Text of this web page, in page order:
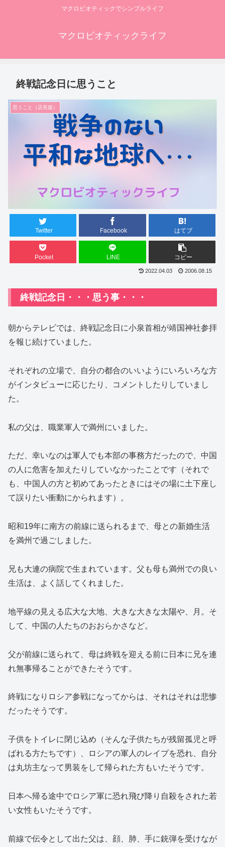
マクロビオティックでシンプルライフ
マクロビオティックライフ
終戦記念日に思うこと
思うこと（店長篇）
Twitter Facebook はてブ
Pocket LINE コピー
2022.04.03 2006.08.15
終戦記念日・・・思う事・・・
朝からテレビでは、終戦記念日に小泉首相が靖国神社参拝
を報じ続けていました。
それぞれの立場で、自分の都合のいいようにいろいろな方
がインタビューに応じたり、コメントしたりしていまし
た。
私の父は、職業軍人で満州にいました。
ただ、幸いなのは軍人でも本部の事務方だったので、中国
の人に危害を加えたりしていなかったことです（それで
も、中国人の方と初めてあったときにはその場に土下座し
て誤りたい衝動にかられます）。
昭和19年に南方の前線に送られるまで、母との新婚生活
を満州で過ごしました。
兄も大連の病院で生まれています。父も母も満州での良い
生活は、よく話してくれました。
地平線の見える広大な大地、大きな大きな太陽や、月。そ
して、中国の人たちのおおらかさなど。
父が前線に送られて、母は終戦を迎える前に日本に兄を連
れ無事帰ることができたそうです。
終戦になりロシア参戦になってからは、それはそれは悲惨
だったそうです。
子供をトイレに閉じ込め（そんな子供たちが残留孤児と呼
ばれる方たちです）、ロシアの軍人のレイプを恐れ、自分
は丸坊主なって男装をして帰られた方もいたそうです。
日本へ帰る途中でロシア軍に恐れ飛び降り自殺をされた若
い女性もいたそうです。
前線で伝令として出た父は、顔、肺、手に銃弾を受けなが